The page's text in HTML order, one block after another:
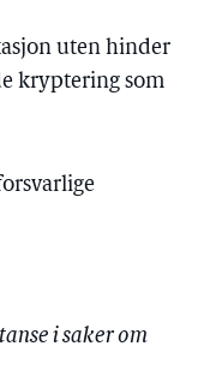
uten hinder
kryptering som
i saker om